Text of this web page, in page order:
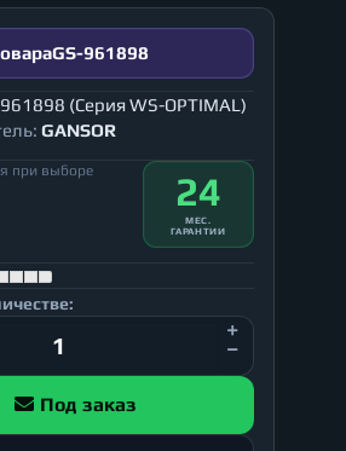
GS-961898
(Серия WS-OPTIMAL)
GANSOR
при выборе
24
МЕС.
ГАРАНТИИ
Под заказ